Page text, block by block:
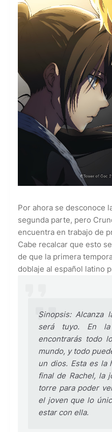
Por ahora se desconoce
segunda parte, pero
encuentra en trabajo de
Cabe recalcar que esto
de que la primera
doblaje al español latino
Sinopsis: Alcanza
será tuyo. En
encontrarás todo
mundo, y todo
un dios. Esta es la
final de Rachel, la
torre para poder
el joven que lo
estar con ella.